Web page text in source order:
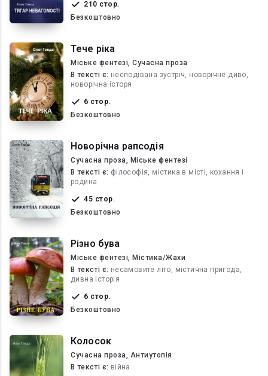
210 стор.
Безкоштовно
Тече ріка
Міське фентезі, Сучасна проза
В текcті є: несподівана зустріч, новорічне диво,
новорічна історя
6 стор.
Безкоштовно
Новорічна рапсодія
Сучасна проза, Міське фентезі
В текcті є: філософія, містика в місті, кохання і
родина
45 стор.
Безкоштовно
Різно бува
Міське фентезі, Містика/Жахи
В текcті є: несамовите літо, містична пригода,
дивна історія
6 стор.
Безкоштовно
Колосок
Сучасна проза, Антиутопія
В текcті є: війна